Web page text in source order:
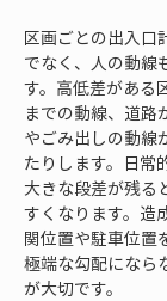
区画ごとの出入口
でなく、人の動線
す。高低差がある
までの動線、道路
やごみ出しの動線
たりします。日常
大きな段差が残る
すくなります。造
関位置や駐車位置
極端な勾配になら
が大切です。